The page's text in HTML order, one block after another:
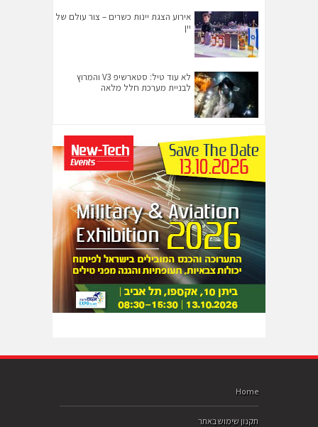
אירוע הצגת יינות כשרים – צור עולם של
יין
לא עוד טיל: סטארשיפ V3 והמרוץ
לבניית מערכת חלל מלאה
Home
תקנון שימוש באתר